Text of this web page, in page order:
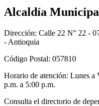
Alcaldía
Dirección: Calle 22 N° 22 -
- Antioquia
Código Postal: 057810
Horario de atención: Lunes a
p.m. a 5:00 p.m.
Consulta el directorio de